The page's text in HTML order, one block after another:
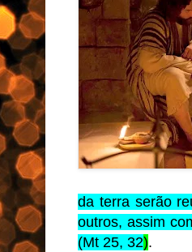
da terra serão
outros, assim
(Mt 25, 32).